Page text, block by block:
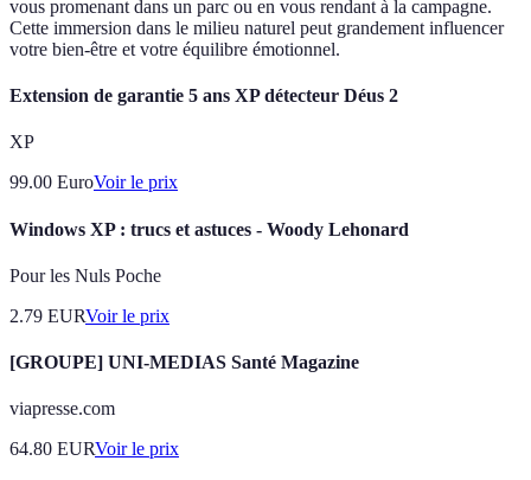
vous promenant dans un parc ou en vous rendant à la campagne.
Cette immersion dans le milieu naturel peut grandement influencer
votre bien-être et votre équilibre émotionnel.
Extension de garantie 5 ans XP détecteur Déus 2
XP
99.00 EuroVoir le prix
Windows XP : trucs et astuces - Woody Lehonard
Pour les Nuls Poche
2.79 EURVoir le prix
[GROUPE] UNI-MEDIAS Santé Magazine
viapresse.com
64.80 EURVoir le prix